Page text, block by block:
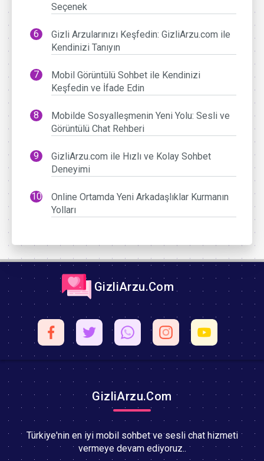
Seçenek
Gizli Arzularınızı Keşfedin: GizliArzu.com ile
Kendinizi Tanıyın
Mobil Görüntülü Sohbet ile Kendinizi
Keşfedin ve İfade Edin
Mobilde Sosyalleşmenin Yeni Yolu: Sesli ve
Görüntülü Chat Rehberi
GizliArzu.com ile Hızlı ve Kolay Sohbet
Deneyimi
Online Ortamda Yeni Arkadaşlıklar Kurmanın
Yolları
GizliArzu.Com
GizliArzu.Com
Türkiye'nin en iyi mobil sohbet ve sesli chat hizmeti
vermeye devam ediyoruz..